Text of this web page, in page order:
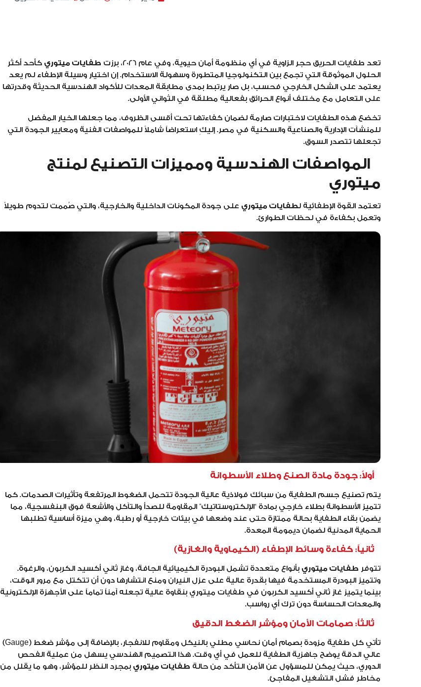
تعد طفايات الحريق حجر الزاوية في أي منظومة أمان حيوية، وفي عام 2026، برزت طفايات ميتوري كأحد أكثر
الحلول الموثوقة التي تجمع بين التكنولوجيا المتطورة وسهولة الاستخدام. إن اختيار وسيلة الإطفاء لم يعد
يعتمد على الشكل الخارجي فحسب، بل صار يرتبط بمدى مطابقة المعدات للأكواد الهندسية الحديثة وقدرتها
على التعامل مع مختلف أنواع الحرائق بفعالية مطلقة في الثواني الأولى.
تخضع هذه الطفايات لاختبارات صارمة لضمان كفاءتها تحت أقسى الظروف، مما جعلها الخيار المفضل
للمنشآت الإدارية والصناعية والسكنية في مصر. إليكِ استعراضاً شاملاً للمواصفات الفنية ومعايير الجودة التي
تجعلها تتصدر السوق.
المواصفات الهندسية ومميزات التصنيع لمنتج
ميتوري
تعتمد القوة الإطفائية لطفايات ميتوري على جودة المكونات الداخلية والخارجية، والتي صُممت لتدوم طويلاً
وتعمل بكفاءة في لحظات الطوارئ.
أولاً: جودة مادة الصنع وطلاء الأسطوانة
يتم تصنيع جسم الطفاية من سبائك فولاذية عالية الجودة تتحمل الضغوط المرتفعة وتأثيرات الصدمات. كما
تتميز الأسطوانة بطلاء خارجي بمادة “الإلكتروستاتيك” المقاومة للصدأ والتآكل والأشعة فوق البنفسجية، مما
يضمن بقاء الطفاية بحالة ممتازة حتى عند وضعها في بيئات خارجية أو رطبة، وهي ميزة أساسية تطلبها
الحماية المدنية لضمان ديمومة المعدة.
ثانياً: كفاءة وسائط الإطفاء (الكيماوية والغازية)
تتوفر طفايات ميتوري بأنواع متعددة تشمل البودرة الكيميائية الجافة، وغاز ثاني أكسيد الكربون، والرغوة.
وتتميز البودرة المستخدمة فيها بقدرة عالية على عزل النيران ومنع انتشارها دون أن تتكتل مع مرور الوقت،
بينما يتميز غاز ثاني أكسيد الكربون في طفايات ميتوري بنقاوة عالية تجعله آمناً تماماً على الأجهزة الإلكترونية
والمعدات الحساسة دون ترك أي رواسب.
ثالثاً: صمامات الأمان ومؤشر الضغط الدقيق
تأتي كل طفاية مزودة بصمام أمان نحاسي مطلي بالنيكل ومقاوم للانفجار، بالإضافة إلى مؤشر ضغط (Gauge)
عالي الدقة يوضح جاهزية الطفاية للعمل في أي وقت. هذا التصميم الهندسي يسهل من عملية الفحص
الدوري، حيث يمكن للمسؤول عن الأمن التأكد من حالة طفايات ميتوري بمجرد النظر للمؤشر، وهو ما يقلل من
مخاطر فشل التشغيل المفاجئ.